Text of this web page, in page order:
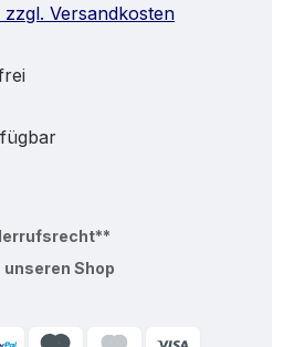
Versandkosten
unseren Shop